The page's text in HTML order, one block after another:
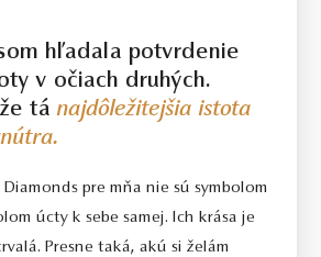
hľadala potvrdenie
v očiach druhých.
že tánajdôležitejšia istota
pre mňa nie sú symbolom
úcty k sebe samej. Ich krása je
Presne taká, akú si želám